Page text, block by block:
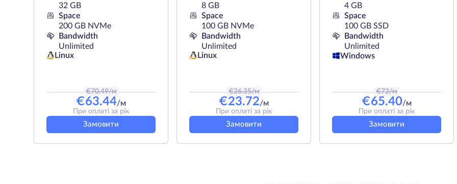
32 GB
Space
200 GB NVMe
Bandwidth
Unlimited
Linux
€70.49/м
€63.44/м
При оплаті за рік
Замовити
8 GB
Space
100 GB NVMe
Bandwidth
Unlimited
Linux
€26.35/м
€23.72/м
При оплаті за рік
Замовити
4 GB
Space
100 GB SSD
Bandwidth
Unlimited
Windows
€72/м
€65.40/м
При оплаті за рік
Замовити